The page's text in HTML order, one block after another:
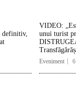
definitiv,
VIDEO:
unui turist
Eveniment